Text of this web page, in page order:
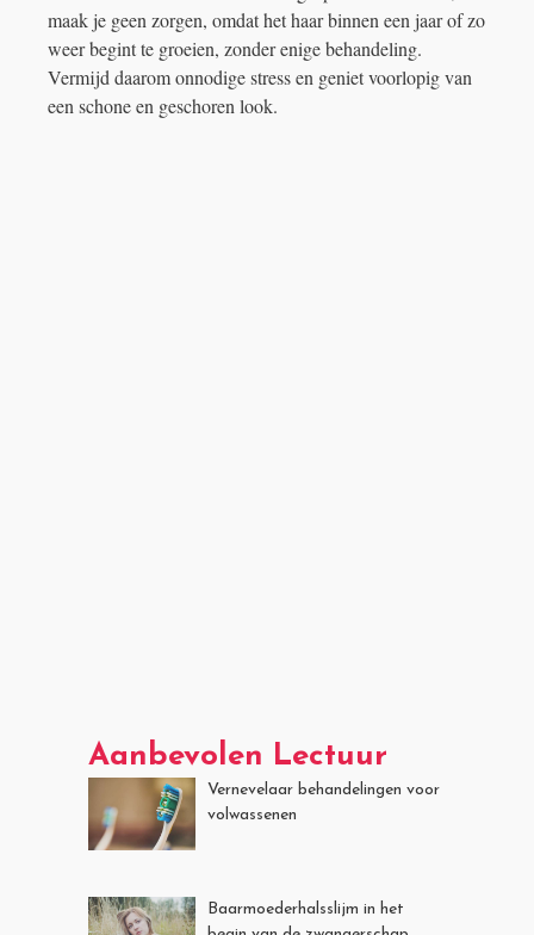
maak je geen zorgen, omdat het haar binnen een jaar of zo
weer begint te groeien, zonder enige behandeling.
Vermijd daarom onnodige stress en geniet voorlopig van
een schone en geschoren look.
Aanbevolen Lectuur
Vernevelaar behandelingen voor
volwassenen
Baarmoederhalsslijm in het